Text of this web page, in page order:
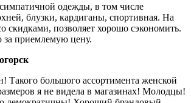
одежды, в том числе
блузки, кардиганы, спортивная. На
скидками, позволяет хорошо сэкономить.
за приемлемую цену.
Такого большого ассортимента женской
я не видела в магазинах! Молодцы!